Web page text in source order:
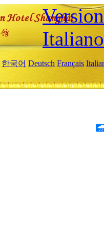
Italiano
한국어 Deutsch Français